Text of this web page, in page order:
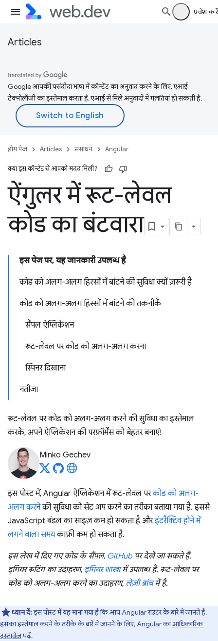
प्रवेश करें
Articles
Google आपकी पसंदीदा भाषा में कॉन्टेंट का अनुवाद करने के लिए, एआई
टेक्नोलॉजी का इस्तेमाल करता है. एआई से मिले अनुवादों में गलतियां हो सकती हैं.
होम पेज Articles संसाधन Angular
क्या इस कॉन्टेंट से आपको मदद मिली?
ऐंगुलर में रूट-लेवल
कोड का बंटवारा
इस पेज पर, यह जानकारी उपलब्ध है
कोड को अलग-अलग हिस्सों में बांटने की सुविधा क्यों ज़रूरी है
कोड को अलग-अलग हिस्सों में बांटने की तकनीकें
सैंपल ऐप्लिकेशन
रूट-लेवल पर कोड को अलग-अलग करना
स्पिनर दिखाना
नतीजा
रूट-लेवल पर कोड को अलग-अलग करने की सुविधा का इस्तेमाल
करके, अपने ऐप्लिकेशन की परफ़ॉर्मेंस को बेहतर बनाएं!
Minko Gechev
इस पोस्ट में, Angular ऐप्लिकेशन में रूट-लेवल परकोड को अलग-
अलग करनेकी सुविधा को सेट अप करने का तरीका बताया गया है. इससे
JavaScript बंडल का साइज़ कम हो सकता है औरइंटरैक्टिव होने में
लगने वाला समयकाफ़ी कम हो सकता है.
इस लेख में दिए गए कोड के सैंपल, GitHubपर देखे जा सकते हैं.
इगियर रूटिंग का उदाहरण, इगियर शाखामें उपलब्ध है. रूट-लेवल पर
कोड को अलग-अलग करने का उदाहरण, लेज़ी ब्रांचमें है.
ध्यान दें:इस पोस्ट में यह माना गया है कि आप Angular राउटर के बारे में जानते हैं.
इसका इस्तेमाल करने के तरीके के बारे में जानने के लिए, Angular काआधिकारिक
दस्तावेज़पढ़ें.